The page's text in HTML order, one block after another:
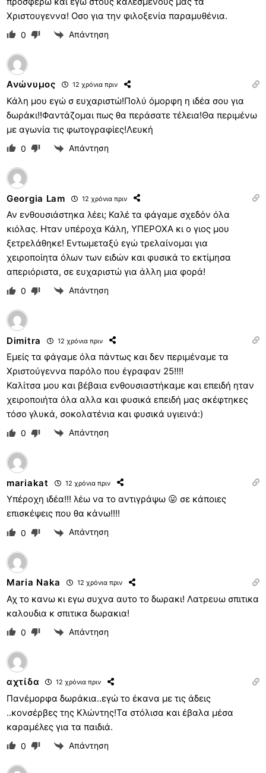
Χριστουγεννα! Οσο για την φιλοξενία παραμυθένια.
0 Απάντηση
Ανώνυμος 12 χρόνια πριν
Κάλη μου εγώ σ ευχαριστώ!Πολύ όμορφη η ιδέα σου για
δωράκι!!Φαντάζομαι πως θα περάσατε τέλεια!Θα περιμένω
με αγωνία τις φωτογραφίες!Λευκή
0 Απάντηση
Georgia Lam 12 χρόνια πριν
Αν ενθουσιάστηκα λέει; Καλέ τα φάγαμε σχεδόν όλα
κιόλας. Ηταν υπέροχα Κάλη, ΥΠΕΡΟΧΑ κι ο γιος μου
ξετρελάθηκε! Εντωμεταξύ εγώ τρελαίνομαι για
χειροποίητα όλων των ειδών και φυσικά το εκτίμησα
απεριόριστα, σε ευχαριστώ για άλλη μια φορά!
0 Απάντηση
Dimitra 12 χρόνια πριν
Εμείς τα φάγαμε όλα πάντως και δεν περιμέναμε τα
Χριστούγεννα παρόλο που έγραφαν 25!!!!
Καλίτσα μου και βέβαια ενθουσιαστήκαμε και επειδή ηταν
χειροποιήτα όλα αλλα και φυσικά επειδή μας σκέφτηκες
τόσο γλυκά, σοκολατένια και φυσικά υγιεινά:)
0 Απάντηση
mariakat 12 χρόνια πριν
Υπέροχη ιδέα!!! λέω να το αντιγράψω 😛 σε κάποιες
επισκέψεις που θα κάνω!!!!
0 Απάντηση
Maria Naka 12 χρόνια πριν
Αχ το κανω κι εγω συχνα αυτο το δωρακι! Λατρευω σπιτικα
καλουδια κ σπιτικα δωρακια!
0 Απάντηση
αχτίδα 12 χρόνια πριν
Πανέμορφα δωράκια..εγώ το έκανα με τις άδεις
..κονσέρβες της Κλώντης!Τα στόλισα και έβαλα μέσα
καραμέλες για τα παιδιά.
0 Απάντηση